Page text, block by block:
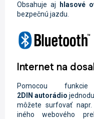
Obsahuje aj
hlasové
bezpečnú jazdu.
Internet na
Pomocou
2DIN autorádio
môžete surfovať napr.
iného webového